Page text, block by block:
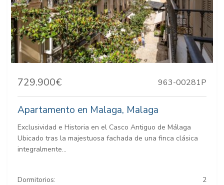
729.900€ 963-00281P
Apartamento en Malaga, Malaga
Exclusividad e Historia en el Casco Antiguo de Málaga
Ubicado tras la majestuosa fachada de una finca clásica
integralmente...
Dormitorios:
2